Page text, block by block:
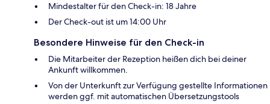
Mindestalter für den Check-in: 18 Jahre
Der Check-out ist um 14:00 Uhr
Besondere Hinweise für den Check-in
Die Mitarbeiter der Rezeption heißen dich bei deiner
Ankunft willkommen.
Von der Unterkunft zur Verfügung gestellte Informationen
werden ggf. mit automatischen Übersetzungstools